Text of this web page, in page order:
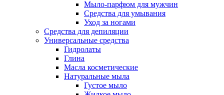
Мыло-парфюм для мужчин
Средства для умывания
Уход за ногами
Средства для депиляции
Универсальные средства
Гидролаты
Глина
Масла косметические
Натуральные мыла
Густое мыло